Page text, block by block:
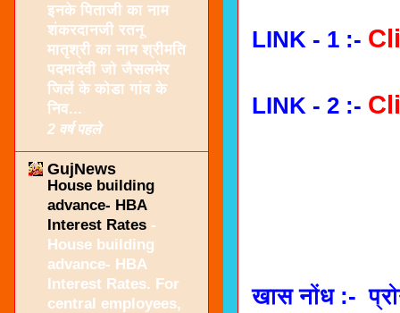
LINK - 1 :-
LINK - 2 :-
खास नोंध :-
इनके पिताजी का नाम
शंकरदानजी रतनू
मातृश्री का नाम श्रीमति
पदमादेवी जो जैसलमेर
जिलें के कोडा गांव के
निव...
2 वर्ष पहले
GujNews
House building
advance- HBA
Interest Rates -
House building
advance- HBA
Interest Rates. For
central employees,